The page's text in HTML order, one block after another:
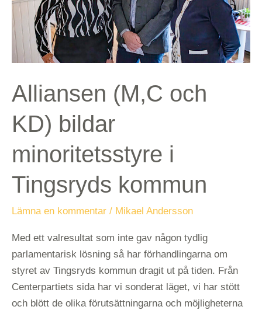
Alliansen (M,C och
KD) bildar
minoritetsstyre i
Tingsryds kommun
Lämna en kommentar / Mikael Andersson
Med ett valresultat som inte gav någon tydlig
parlamentarisk lösning så har förhandlingarna om
styret av Tingsryds kommun dragit ut på tiden. Från
Centerpartiets sida har vi sonderat läget, vi har stött
och blött de olika förutsättningarna och möjligheterna
i
Tingsryds
kommun